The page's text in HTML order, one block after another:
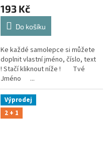
193 Kč
Do košíku
Ke každé samolepce si můžete
doplnit vlastní jméno, číslo, text
! Stačí kliknout níže ! Tvé
Jméno ...
Výprodej
2 + 1